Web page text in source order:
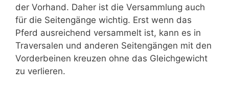
der Vorhand. Daher ist die Versammlung auch
für die Seitengänge wichtig. Erst wenn das
Pferd ausreichend versammelt ist, kann es in
Traversalen und anderen Seitengängen mit den
Vorderbeinen kreuzen ohne das Gleichgewicht
zu verlieren.